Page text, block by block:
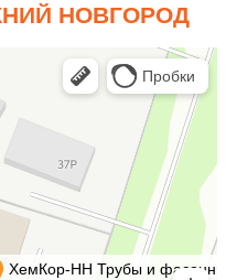
НОВГОРОД